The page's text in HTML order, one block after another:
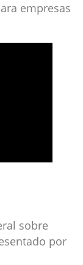
empresas
sobre
por